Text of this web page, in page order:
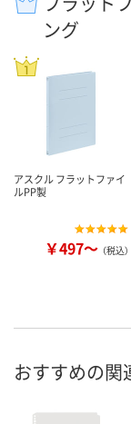
ング
アスクル フラットファイ
ルPP製
￥497～ （税込）
おすすめの関